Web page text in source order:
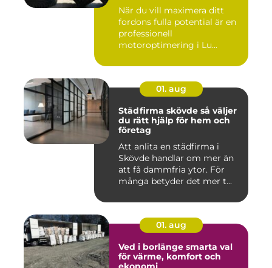
När du vill maximera ditt
fordons fulla potential är en
professionell
motoroptimering i Lu...
01. aug
Städfirma skövde så väljer
du rätt hjälp för hem och
företag
Att anlita en städfirma i
Skövde handlar om mer än
att få dammfria ytor. För
många betyder det mer t...
01. aug
Ved i borlänge smarta val
för värme, komfort och